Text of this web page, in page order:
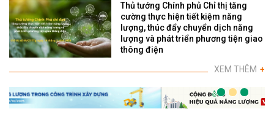
Thủ tướng Chính phủ Chỉ thị tăng
cường thực hiện tiết kiệm năng
lượng, thúc đẩy chuyển dịch năng
lượng và phát triển phương tiện giao
thông điện
XEM THÊM +